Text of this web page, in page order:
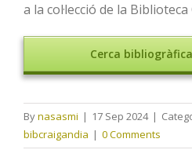
a la col·lecció de la
Cerca
Bynasasmi | 17 Sep 2024 |
bibcraigandia | 0 Comments